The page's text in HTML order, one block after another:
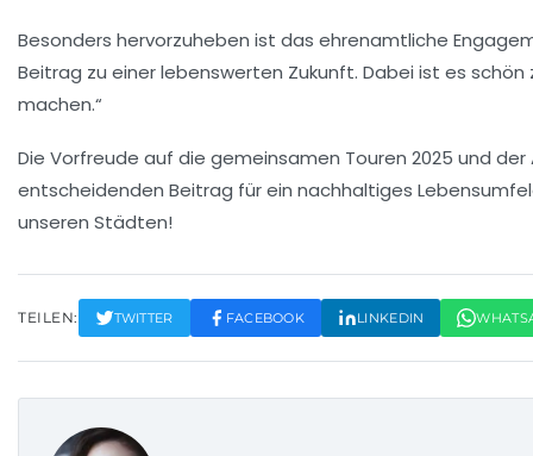
Besonders hervorzuheben ist das ehrenamtliche
Beitrag zu einerlebenswerten Zukunft. Dabei ist es
machen.“
Die Vorfreude auf die gemeinsamen Touren 2025 und
entscheidenden Beitrag für ein nachhaltiges
unseren Städten!
TEILEN: TWITTER FACEBOOK LINKEDIN